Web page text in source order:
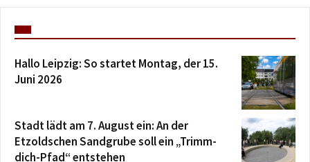
Hallo Leipzig: So startet Montag, der 15.
Juni 2026
Stadt lädt am 7. August ein: An der
Etzoldschen Sandgrube soll ein „Trimm-
dich-Pfad“ entstehen